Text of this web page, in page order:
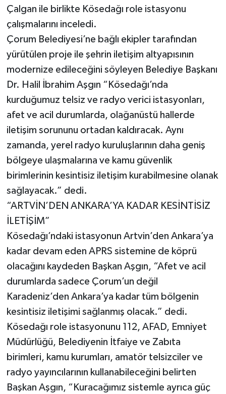
Çalgan ile birlikte Kösedağı role istasyonu
çalışmalarını inceledi.
Çorum Belediyesi’ne bağlı ekipler tarafından
yürütülen proje ile şehrin iletişim altyapısının
modernize edileceğini söyleyen Belediye Başkanı
Dr. Halil İbrahim Aşgın “Kösedağı’nda
kurduğumuz telsiz ve radyo verici istasyonları,
afet ve acil durumlarda, olağanüstü hallerde
iletişim sorununu ortadan kaldıracak. Aynı
zamanda, yerel radyo kuruluşlarının daha geniş
bölgeye ulaşmalarına ve kamu güvenlik
birimlerinin kesintisiz iletişim kurabilmesine olanak
sağlayacak.” dedi.
“ARTVİN’DEN ANKARA’YA KADAR KESİNTİSİZ
İLETİŞİM”
Kösedağı’ndaki istasyonun Artvin’den Ankara’ya
kadar devam eden APRS sistemine de köprü
olacağını kaydeden Başkan Aşgın, “Afet ve acil
durumlarda sadece Çorum’un değil
Karadeniz’den Ankara’ya kadar tüm bölgenin
kesintisiz iletişimi sağlanmış olacak.” dedi.
Kösedağı role istasyonunu 112, AFAD, Emniyet
Müdürlüğü, Belediyenin İtfaiye ve Zabıta
birimleri, kamu kurumları, amatör telsizciler ve
radyo yayıncılarının kullanabileceğini belirten
Başkan Aşgın, “Kuracağımız sistemle ayrıca güç